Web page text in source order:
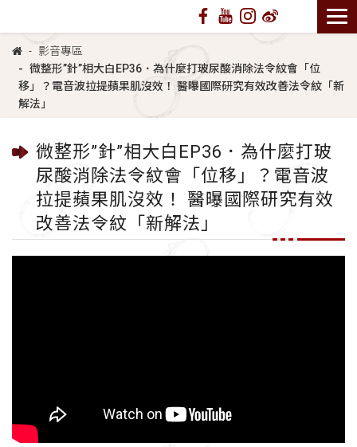
影音專區
微整形”針”相大白EP36．為什麼打玻尿酸消除法令紋會「位
移」？電音波拉提蘋果肌沒效！ 醫曝國際研究有效改善法令紋「新
解法」
微整形”針”相大白EP36．為什麼打玻
尿酸消除法令紋會「位移」？電音波
拉提蘋果肌沒效！ 醫曝國際研究有效
改善法令紋「新解法」